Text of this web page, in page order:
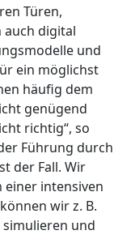
Türen,
auch digital
und
ein möglichst
häufig dem
genügend
richtig“, so
Führung durch
der Fall. Wir
einer intensiven
wir z. B.
und